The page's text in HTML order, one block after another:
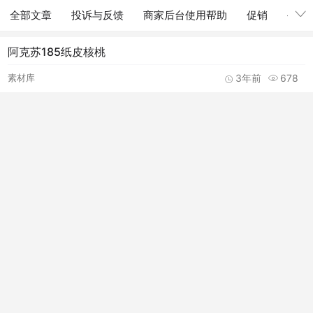
全部文章 投诉与反馈 商家后台使用帮助 促销 公告
阿克苏185纸皮核桃
素材库 3年前 678